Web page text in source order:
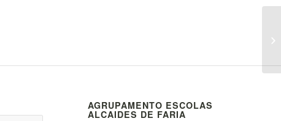
AGRUPAMENTO ESCOLAS
ALCAIDES DE FARIA